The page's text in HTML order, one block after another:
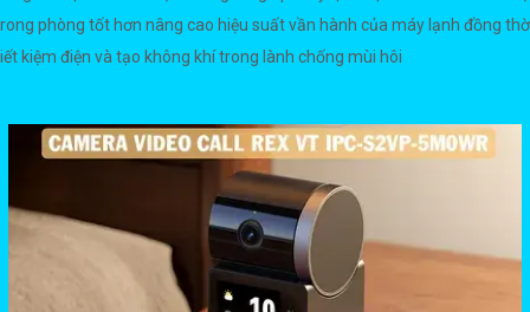
phòng tốt hơn nâng cao hiệu suất vần hành của máy lạnh đồng
kiệm điện và tạo không khí trong lành chống mùi hôi